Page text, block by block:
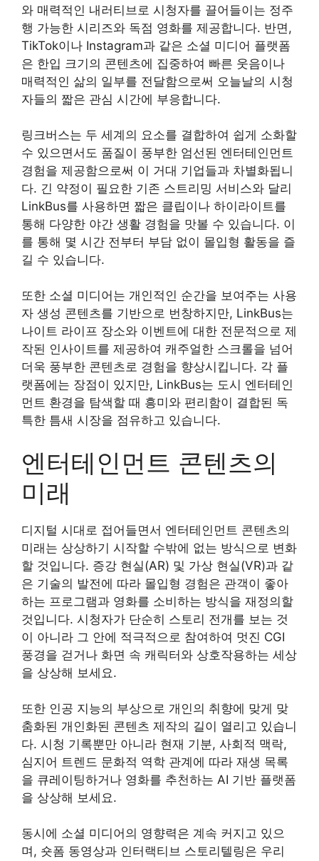
와 매력적인 내러티브로 시청자를 끌어들이는 정주
행 가능한 시리즈와 독점 영화를 제공합니다. 반면,
TikTok이나 Instagram과 같은 소셜 미디어 플랫폼
은 한입 크기의 콘텐츠에 집중하여 빠른 웃음이나
매력적인 삶의 일부를 전달함으로써 오늘날의 시청
자들의 짧은 관심 시간에 부응합니다.
링크버스는 두 세계의 요소를 결합하여 쉽게 소화할
수 있으면서도 품질이 풍부한 엄선된 엔터테인먼트
경험을 제공함으로써 이 거대 기업들과 차별화됩니
다. 긴 약정이 필요한 기존 스트리밍 서비스와 달리
LinkBus를 사용하면 짧은 클립이나 하이라이트를
통해 다양한 야간 생활 경험을 맛볼 수 있습니다. 이
를 통해 몇 시간 전부터 부담 없이 몰입형 활동을 즐
길 수 있습니다.
또한 소셜 미디어는 개인적인 순간을 보여주는 사용
자 생성 콘텐츠를 기반으로 번창하지만, LinkBus는
나이트 라이프 장소와 이벤트에 대한 전문적으로 제
작된 인사이트를 제공하여 캐주얼한 스크롤을 넘어
더욱 풍부한 콘텐츠로 경험을 향상시킵니다. 각 플
랫폼에는 장점이 있지만, LinkBus는 도시 엔터테인
먼트 환경을 탐색할 때 흥미와 편리함이 결합된 독
특한 틈새 시장을 점유하고 있습니다.
엔터테인먼트 콘텐츠의
미래
디지털 시대로 접어들면서 엔터테인먼트 콘텐츠의
미래는 상상하기 시작할 수밖에 없는 방식으로 변화
할 것입니다. 증강 현실(AR) 및 가상 현실(VR)과 같
은 기술의 발전에 따라 몰입형 경험은 관객이 좋아
하는 프로그램과 영화를 소비하는 방식을 재정의할
것입니다. 시청자가 단순히 스토리 전개를 보는 것
이 아니라 그 안에 적극적으로 참여하여 멋진 CGI
풍경을 걷거나 화면 속 캐릭터와 상호작용하는 세상
을 상상해 보세요.
또한 인공 지능의 부상으로 개인의 취향에 맞게 맞
춤화된 개인화된 콘텐츠 제작의 길이 열리고 있습니
다. 시청 기록뿐만 아니라 현재 기분, 사회적 맥락,
심지어 트렌드 문화적 역학 관계에 따라 재생 목록
을 큐레이팅하거나 영화를 추천하는 AI 기반 플랫폼
을 상상해 보세요.
동시에 소셜 미디어의 영향력은 계속 커지고 있으
며, 숏폼 동영상과 인터랙티브 스토리텔링은 우리